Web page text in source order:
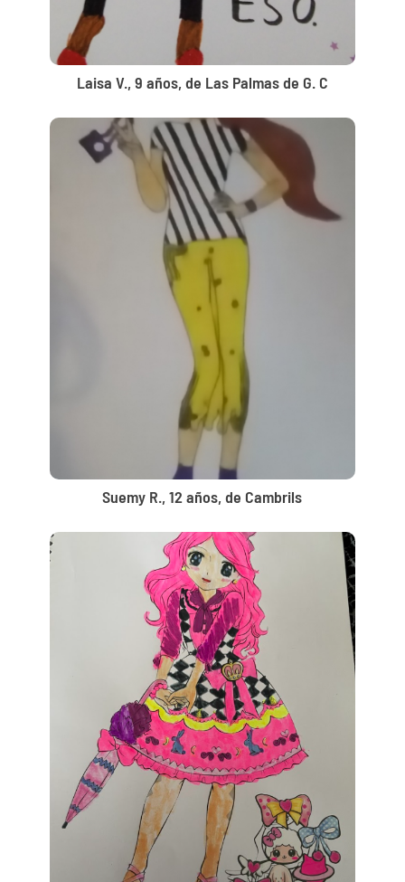
Laisa V., 9 años, de Las Palmas de G. C
Suemy R., 12 años, de Cambrils